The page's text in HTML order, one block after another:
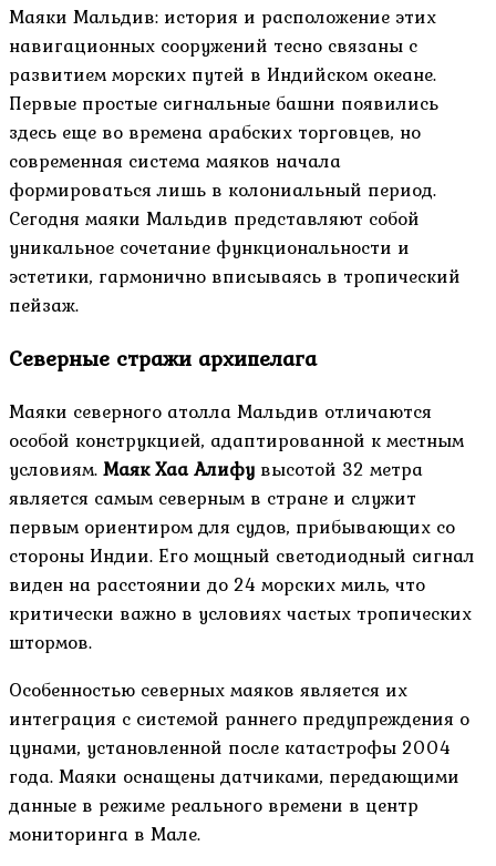
Маяки Мальдив: история и расположение этих
навигационных сооружений тесно связаны с
развитием морских путей в Индийском океане.
Первые простые сигнальные башни появились
здесь еще во времена арабских торговцев, но
современная система маяков начала
формироваться лишь в колониальный период.
Сегодня маяки Мальдив представляют собой
уникальное сочетание функциональности и
эстетики, гармонично вписываясь в тропический
пейзаж.
Северные стражи архипелага
Маяки северного атолла Мальдив отличаются
особой конструкцией, адаптированной к местным
условиям.Маяк Хаа Алифувысотой 32 метра
является самым северным в стране и служит
первым ориентиром для судов, прибывающих со
стороны Индии. Его мощный светодиодный сигнал
виден на расстоянии до 24 морских миль, что
критически важно в условиях частых тропических
штормов.
Особенностью северных маяков является их
интеграция с системой раннего предупреждения о
цунами, установленной после катастрофы 2004
года. Маяки оснащены датчиками, передающими
данные в режиме реального времени в центр
мониторинга в Мале.